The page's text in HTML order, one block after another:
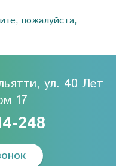
пожалуйста,
ул. 40 Лет
17
248